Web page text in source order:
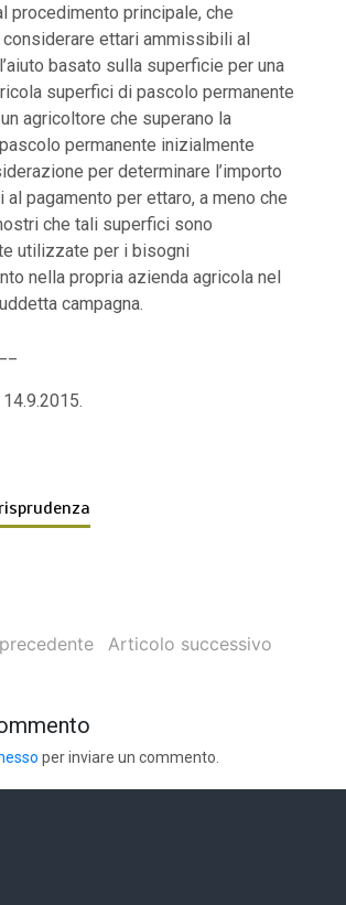
procedimento principale, che
ettari ammissibili al
basato sulla superficie per una
superfici di pascolo permanente
agricoltore che superano la
permanente inizialmente
per determinare l’importo
pagamento per ettaro, a meno che
che tali superfici sono
utilizzate per i bisogni
nella propria azienda agricola nel
campagna.
Articolo successivo
per inviare un commento.